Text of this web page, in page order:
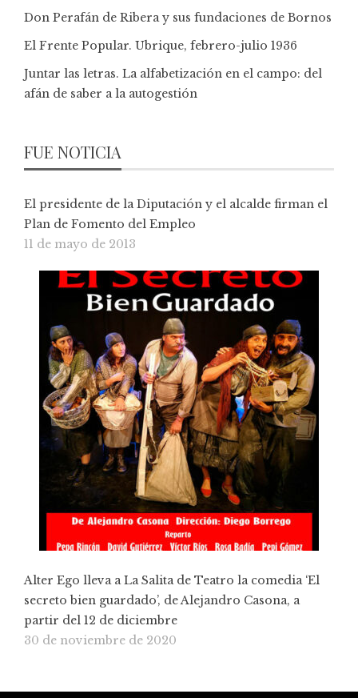
Don Perafán de Ribera y sus fundaciones de Bornos
El Frente Popular. Ubrique, febrero-julio 1936
Juntar las letras. La alfabetización en el campo: del
afán de saber a la autogestión
FUE NOTICIA
El presidente de la Diputación y el alcalde firman el
Plan de Fomento del Empleo
11 de mayo de 2013
Alter Ego lleva a La Salita de Teatro la comedia ‘El
secreto bien guardado’, de Alejandro Casona, a
partir del 12 de diciembre
30 de noviembre de 2020